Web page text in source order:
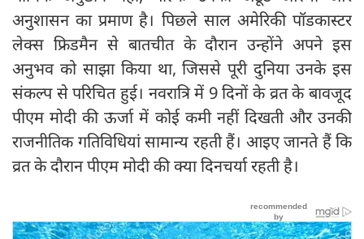
अनुशासन का प्रमाण है। पिछले साल अमेरिकी पॉडकास्टर
लेक्स फ्रिडमैन से बातचीत के दौरान उन्होंने अपने इस
अनुभव को साझा किया था, जिससे पूरी दुनिया उनके इस
संकल्प से परिचित हुई। नवरात्रि में 9 दिनों के व्रत के बावजूद
पीएम मोदी की ऊर्जा में कोई कमी नहीं दिखती और उनकी
राजनीतिक गतिविधियां सामान्य रहती हैं। आइए जानते हैं कि
व्रत के दौरान पीएम मोदी की क्या दिनचर्या रहती है।